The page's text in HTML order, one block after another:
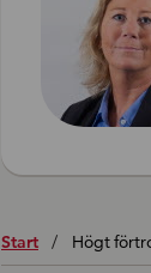
Start /
Högt